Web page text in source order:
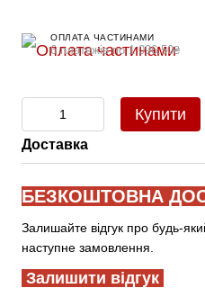
ОПЛАТА ЧАСТИНАМИ
6 платежів по 1 096.50₴
Купити
Доставка
БЕЗКОШТОВНА
Залишайте відгук про будь-
наступне замовлення.
Залишити відгук